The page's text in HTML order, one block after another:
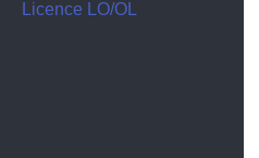
Licence LO/OL